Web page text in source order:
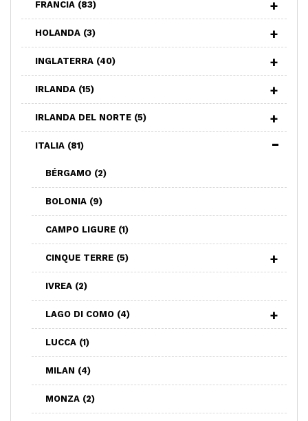
FRANCIA (83)
HOLANDA (3)
INGLATERRA (40)
IRLANDA (15)
IRLANDA DEL NORTE (5)
ITALIA (81)
BÉRGAMO (2)
BOLONIA (9)
CAMPO LIGURE (1)
CINQUE TERRE (5)
IVREA (2)
LAGO DI COMO (4)
LUCCA (1)
MILAN (4)
MONZA (2)